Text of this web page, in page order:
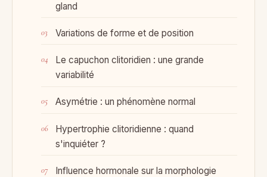
gland
Variations de forme et de position
Le capuchon clitoridien : une grande
variabilité
Asymétrie : un phénomène normal
Hypertrophie clitoridienne : quand
s'inquiéter ?
Influence hormonale sur la morphologie